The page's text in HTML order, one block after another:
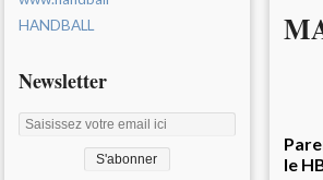
HANDBALL
Newsletter
le